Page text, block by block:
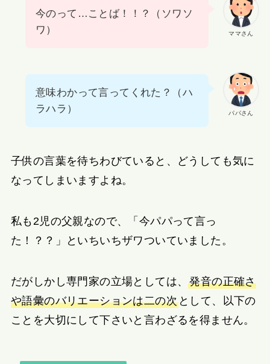
ママさん
今のって…ことば！！？（ソワソ
ワ）
パパさん
意味わかって言ってくれた？（ハ
ラハラ）
子供の言葉を待ちわびていると、どうしても気に
なってしまいますよね。
私も2児の父親なので、「今パパって言っ
た！？？」といちいちザワついていました。
だがしかし専門家の立場としては、発音の正確さ
や語彙のバリエーションは二の次として、以下の
ことを大切にして下さいと言わざるを得ません。